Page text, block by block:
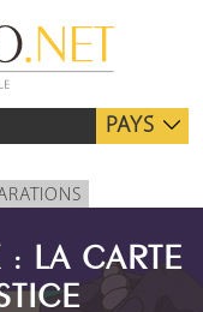
PAYS
: LA CARTE